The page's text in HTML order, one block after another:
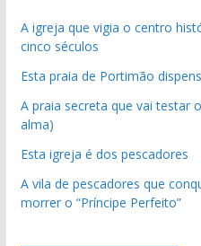
A igreja que vigia o centro
cinco séculos
Esta praia de Portimão
A praia secreta que vai testar
alma)
Esta igreja é dos pescadores
A vila de pescadores que
morrer o “Príncipe Perfeito”